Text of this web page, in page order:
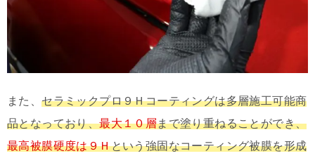
また、セラミックプロ９Ｈコーティングは多層施工可能商
品となっており、最大１０層まで塗り重ねることができ、
最高被膜硬度は９Ｈという強固なコーティング被膜を形成